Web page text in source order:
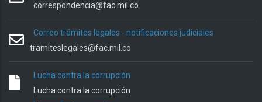
correspondencia@fac.mil.co
Correo trámites legales - notificaciones judiciales
tramiteslegales@fac.mil.co
Lucha contra la corrupción
Lucha contra la corrupción